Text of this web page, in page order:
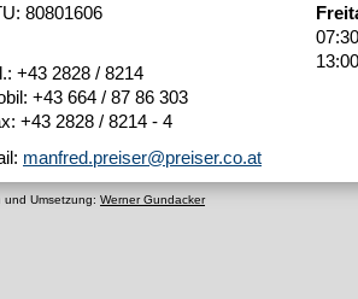
80801606
+43 2828 / 8214
+43 664 / 87 86 303
+43 2828 / 8214 - 4
manfred.preiser@preiser.co.at
und Umsetzung: Werner Gundacker